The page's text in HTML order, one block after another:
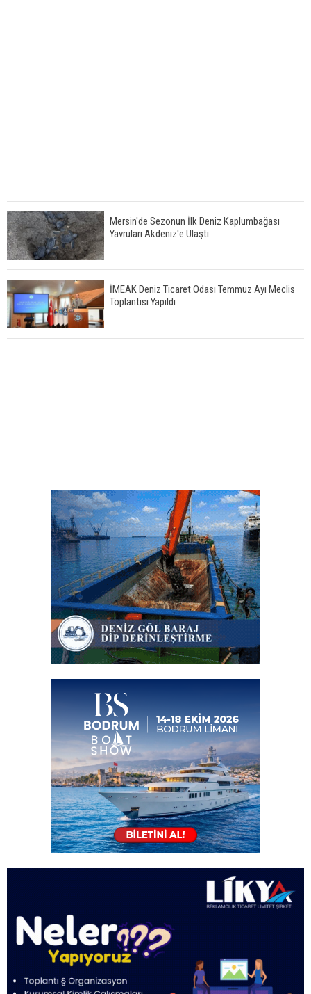
Mersin'de Sezonun İlk Deniz Kaplumbağası
Yavruları Akdeniz'e Ulaştı
İMEAK Deniz Ticaret Odası Temmuz Ayı Meclis
Toplantısı Yapıldı